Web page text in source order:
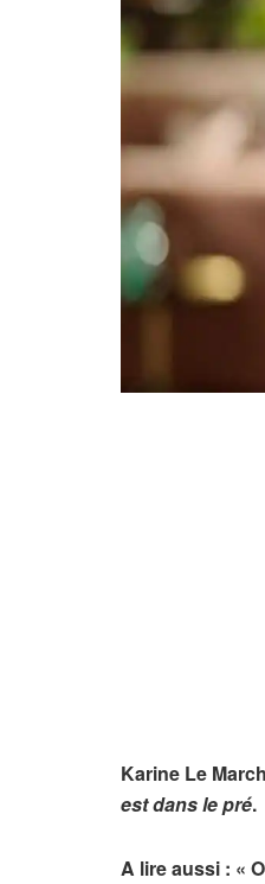
Karine Le
est dans le pré.
A lire aussi : «